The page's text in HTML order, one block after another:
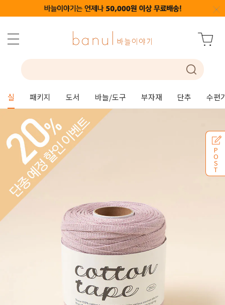
실 패키지 도서 바늘/도구 부자재 단추 수편
P
O
S
T